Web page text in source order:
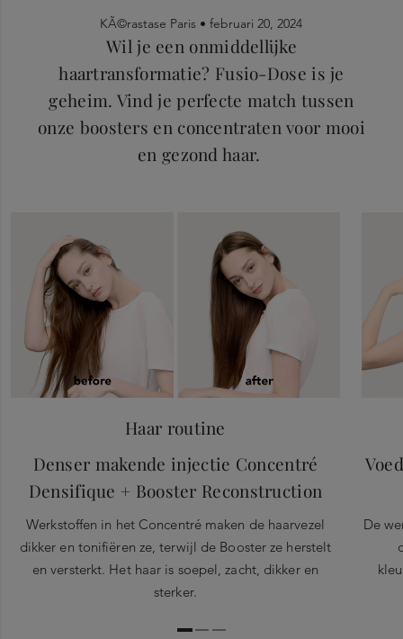
KÃ©rastase Paris •februari 20, 2024
Wil je een onmiddellijke
haartransformatie? Fusio-Dose is je
geheim. Vind je perfecte match tussen
onze boosters en concentraten voor mooi
en gezond haar.
Haar routine
Denser makende injectie Concentré
Densifique + Booster Reconstruction
Werkstoffen in het Concentré maken de haarvezel
dikker en tonifiëren ze, terwijl de Booster ze herstelt
en versterkt. Het haar is soepel, zacht, dikker en
sterker.
De